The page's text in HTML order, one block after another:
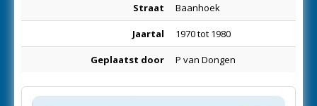
Straat Baanhoek
Jaartal 1970 tot 1980
Geplaatst door P van Dongen